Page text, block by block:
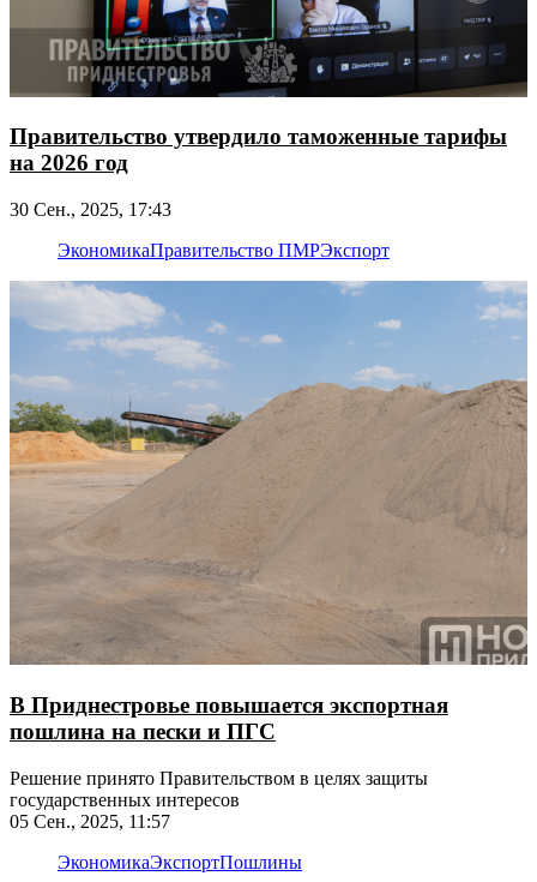
Правительство утвердило таможенные тарифы
на 2026 год
30 Сен., 2025, 17:43
ЭкономикаПравительство ПМРЭкспорт
В Приднестровье повышается экспортная
пошлина на пески и ПГС
Решение принято Правительством в целях защиты
государственных интересов
05 Сен., 2025, 11:57
ЭкономикаЭкспортПошлины